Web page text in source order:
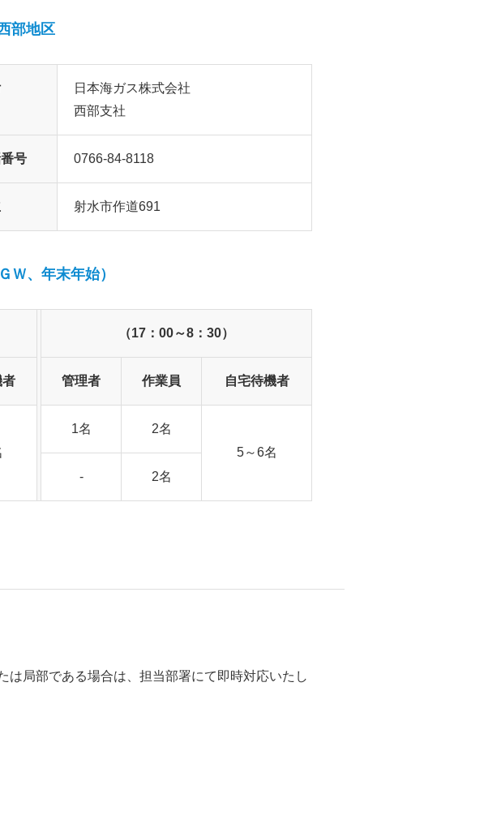
部地区
日本海ガス株式会社
西部支社
号 0766-84-8118
射水市作道691
Ｗ、年末年始）
（17：00～8：30）
者 管理者 作業員 自宅待機者
1名
2名
5～6名
- 2名
は局部である場合は、担当部署にて即時対応いたし